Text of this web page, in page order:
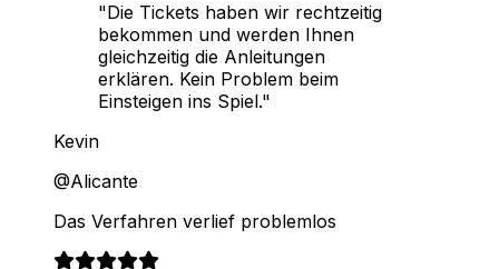
"Die Tickets haben wir rechtzeitig
bekommen und werden Ihnen
gleichzeitig die Anleitungen
erklären. Kein Problem beim
Einsteigen ins Spiel."
Kevin
@Alicante
Das Verfahren verlief problemlos